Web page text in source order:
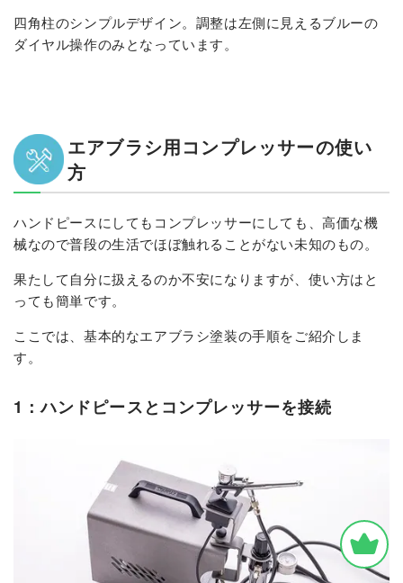
四角柱のシンプルデザイン。調整は左側に見えるブルーの
ダイヤル操作のみとなっています。
エアブラシ用コンプレッサーの使い
方
ハンドピースにしてもコンプレッサーにしても、高価な機
械なので普段の生活でほぼ触れることがない未知のもの。
果たして自分に扱えるのか不安になりますが、使い方はと
っても簡単です。
ここでは、基本的なエアブラシ塗装の手順をご紹介しま
す。
1：ハンドピースとコンプレッサーを接続